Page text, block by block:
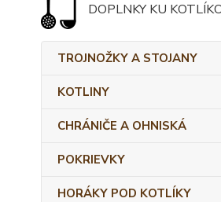
DOPLNKY KU
TROJNOŽKY A STOJANY
KOTLINY
CHRÁNIČE A OHNISKÁ
POKRIEVKY
HORÁKY POD KOTLÍKY